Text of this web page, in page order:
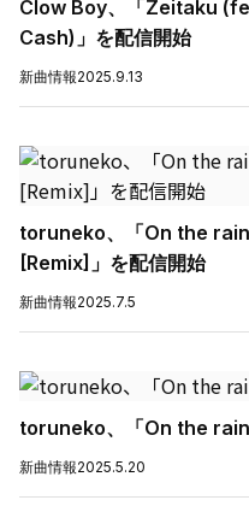
Clow Boy、「Zeitaku
Cash)」を配信開始
新曲情報2025.9.13
toruneko、「On the
[Remix]」を配信開始
新曲情報2025.7.5
toruneko、「On the
新曲情報2025.5.20